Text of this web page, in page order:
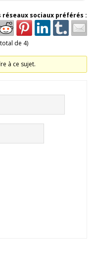
réseaux sociaux préférés :
de 4)
à ce sujet.